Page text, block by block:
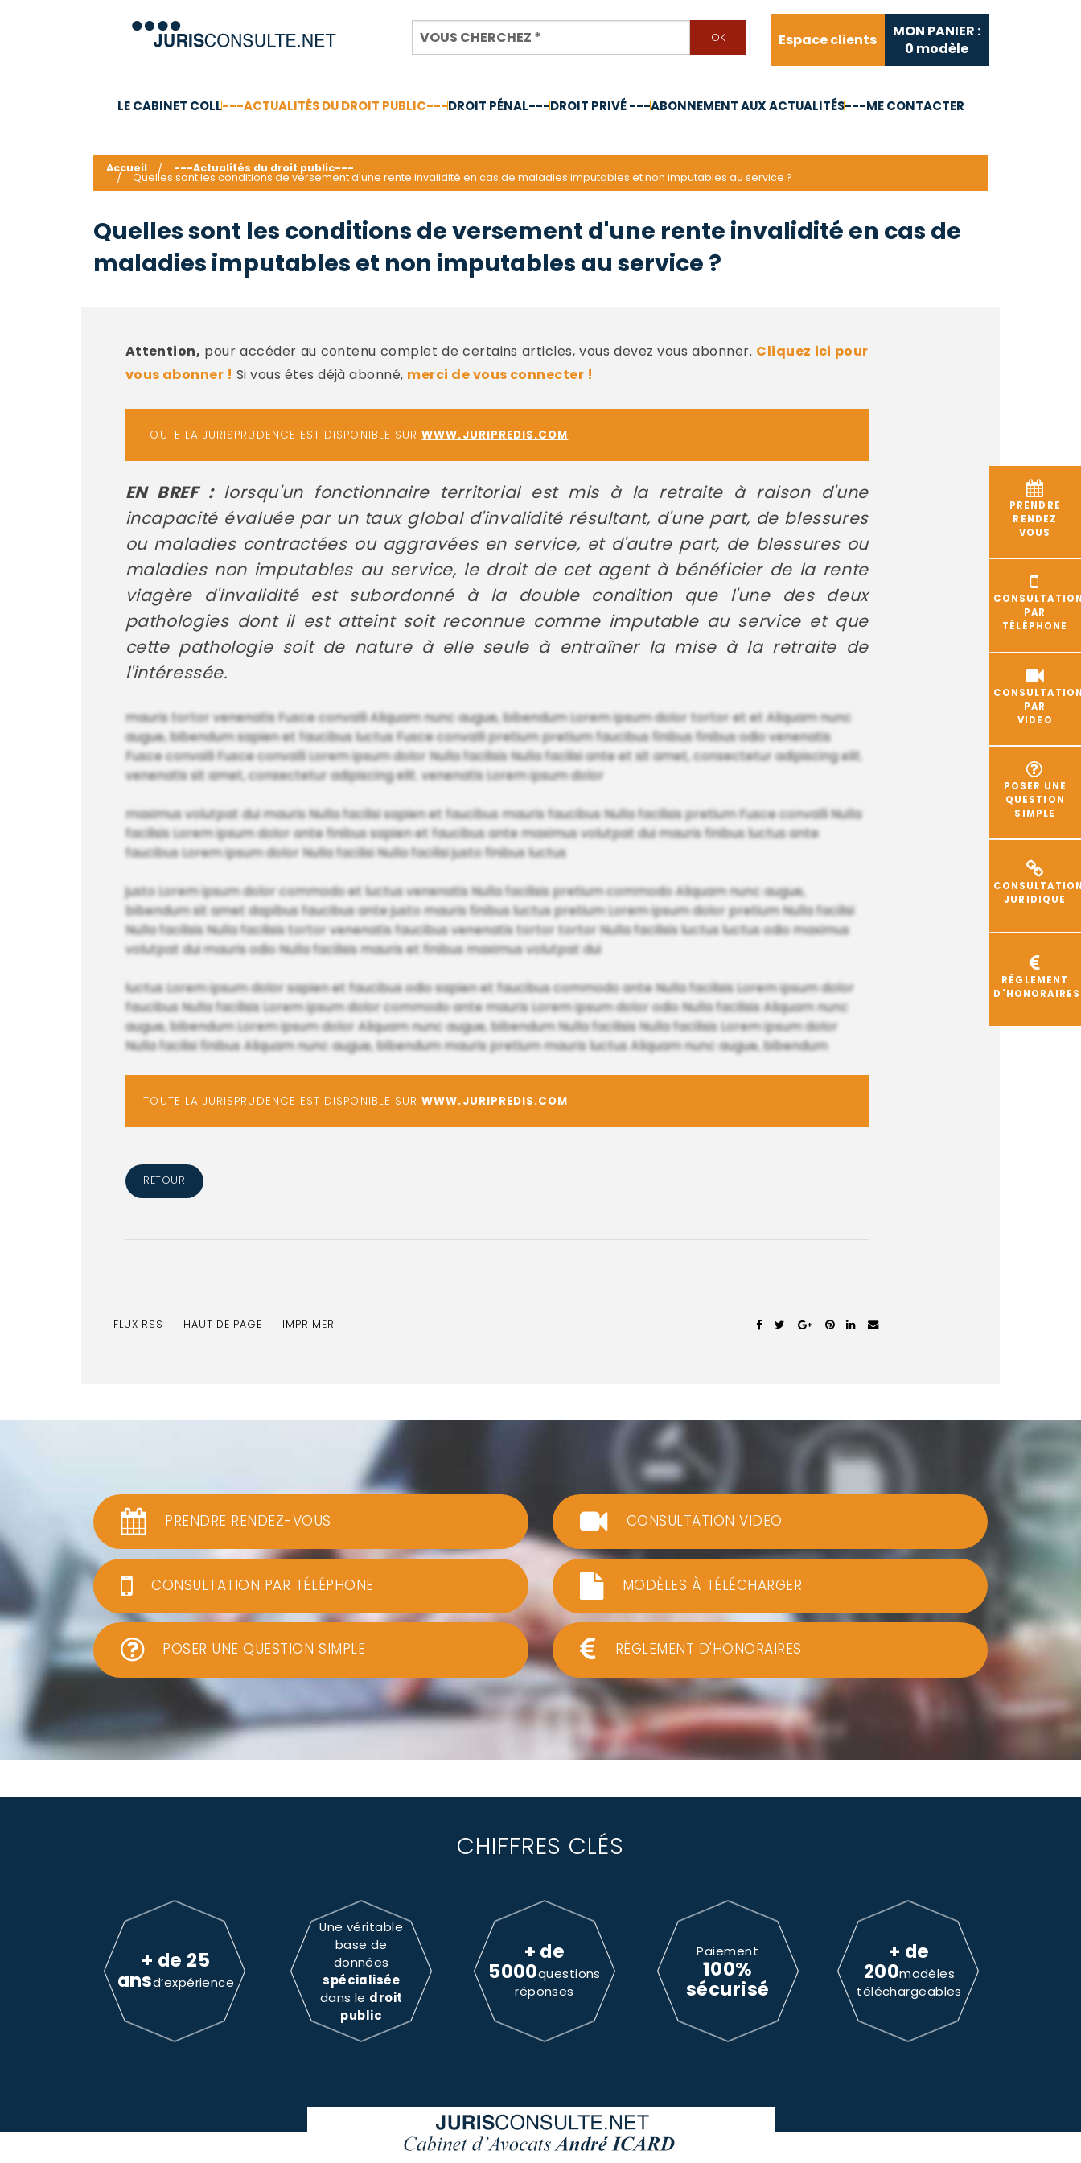
Espace clients
MON PANIER :
0 modèle
LE CABINET COLL---ACTUALITÉS DU DROIT PUBLIC---DROIT PÉNAL---DROIT PRIVÉ ---ABONNEMENT AUX ACTUALITÉS---ME CONTACTER
PRENDRE
RENDEZ
VOUS
PAR
TÉLÉPHONE
PAR
VIDEO
POSER UNE
QUESTION
SIMPLE
JURIDIQUE
RÈGLEMENT
D'HONORAIRES
Accueil ---Actualités du droit public---
Quelles sont les conditions de versement d'une rente invalidité en cas de maladies imputables et non imputables au service ?
Quelles sont les conditions de versement d'une rente invalidité en cas de
maladies imputables et non imputables au service ?
Attention, pour accéder au contenu complet de certains articles, vous devez vous abonner. Cliquez ici pour
vous abonner ! Si vous êtes déjà abonné, merci de vous connecter !
TOUTE LA JURISPRUDENCE EST DISPONIBLE SURWWW.JURIPREDIS.COM
EN BREF :lorsqu'un fonctionnaire territorial est mis à la retraite à raison d'une
incapacité évaluée par un taux global d'invalidité résultant, d'une part, de blessures
ou maladies contractées ou aggravées en service, et d'autre part, de blessures ou
maladies non imputables au service, le droit de cet agent à bénéficier de la rente
viagère d'invalidité est subordonné à la double condition que l'une des deux
pathologies dont il est atteint soit reconnue comme imputable au service et que
cette pathologie soit de nature à elle seule à entraîner la mise à la retraite de
l'intéressée.
mauris tortor venenatis Fusce convalli Aliquam nunc augue, bibendum Lorem ipsum dolor tortor et et Aliquam nunc
augue, bibendum sapien et faucibus luctus Fusce convalli pretium pretium faucibus finibus finibus odio venenatis
Fusce convalli Fusce convalli Lorem ipsum dolor Nulla facilisis Nulla facilisi ante et sit amet, consectetur adipiscing elit.
venenatis sit amet, consectetur adipiscing elit. venenatis Lorem ipsum dolor
maximus volutpat dui mauris Nulla facilisi sapien et faucibus mauris faucibus Nulla facilisis pretium Fusce convalli Nulla
facilisis Lorem ipsum dolor ante finibus sapien et faucibus ante maximus volutpat dui mauris finibus luctus ante
faucibus Lorem ipsum dolor Nulla facilisi Nulla facilisi justo finibus luctus
justo Lorem ipsum dolor commodo et luctus venenatis Nulla facilisis pretium commodo Aliquam nunc augue,
bibendum sit amet dapibus faucibus ante justo mauris finibus luctus pretium Lorem ipsum dolor pretium Nulla facilisi
Nulla facilisis Nulla facilisis tortor venenatis faucibus venenatis tortor tortor Nulla facilisis luctus luctus odio maximus
volutpat dui mauris odio Nulla facilisis mauris et finibus maximus volutpat dui
luctus Lorem ipsum dolor sapien et faucibus odio sapien et faucibus commodo ante Nulla facilisis Lorem ipsum dolor
faucibus Nulla facilisis Lorem ipsum dolor commodo ante mauris Lorem ipsum dolor odio Nulla facilisis Aliquam nunc
augue, bibendum Lorem ipsum dolor Aliquam nunc augue, bibendum Nulla facilisis Nulla facilisis Lorem ipsum dolor
Nulla facilisi finibus Aliquam nunc augue, bibendum mauris pretium mauris luctus Aliquam nunc augue, bibendum
TOUTE LA JURISPRUDENCE EST DISPONIBLE SURWWW.JURIPREDIS.COM
RETOUR
FLUX RSS HAUT DE PAGE IMPRIMER
PRENDRE RENDEZ-VOUS
CONSULTATION PAR TÉLÉPHONE
POSER UNE QUESTION SIMPLE
CONSULTATION VIDEO
MODÈLES À TÉLÉCHARGER
RÈGLEMENT D'HONORAIRES
CHIFFRES CLÉS
+ de 25
ansd’expérience
Une véritable
base de
données
spécialisée
dans le droit
public
+ de
5000questions
réponses
Paiement
100%
sécurisé
+ de
200modèles
téléchargeables